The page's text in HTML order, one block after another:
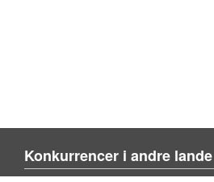
Konkurrencer i andre lande